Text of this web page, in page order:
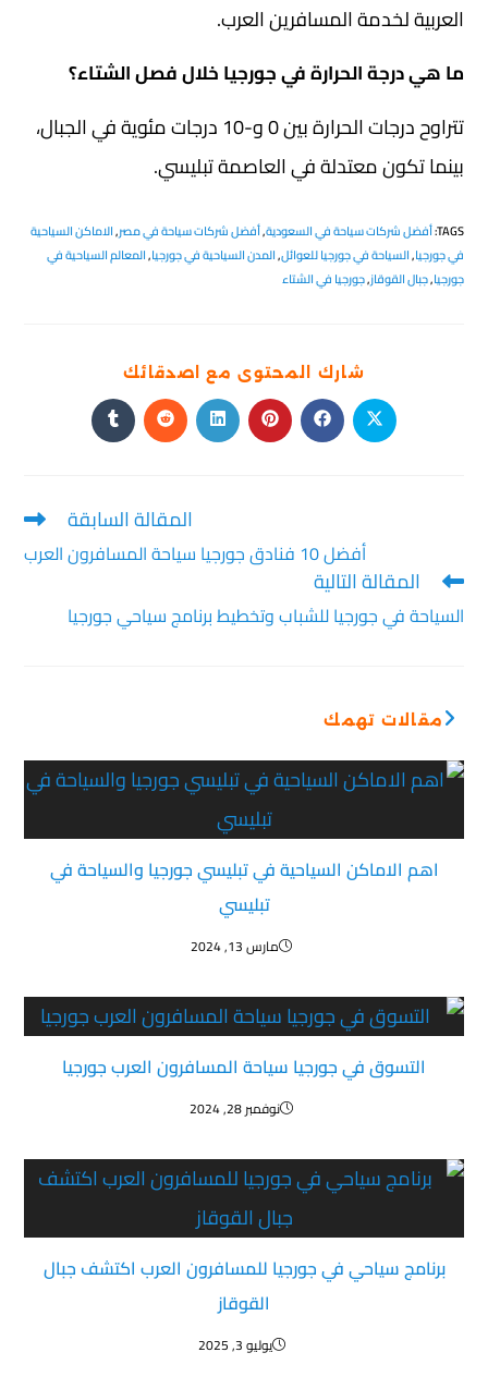
العربية لخدمة المسافرين العرب.
ما هي درجة الحرارة في جورجيا خلال فصل الشتاء؟
تتراوح درجات الحرارة بين 0 و-10 درجات مئوية في الجبال،
بينما تكون معتدلة في العاصمة تبليسي.
TAGS
:أفضل شركات سياحة في السعودية,أفضل شركات سياحة في مصر,الاماكن السياحية
في جورجيا,السياحة في جورجيا للعوائل,المدن السياحية في جورجيا,المعالم السياحية في
جورجيا,جبال القوقاز,جورجيا في الشتاء
شارك المحتوى مع اصدقائك
المقالة السابقة
أفضل 10 فنادق جورجيا سياحة المسافرون العرب
المقالة التالية
السياحة في جورجيا للشباب وتخطيط برنامج سياحي جورجيا
مقالات تهمك
اهم الاماكن السياحية في تبليسي جورجيا والسياحة في
تبليسي
مارس 13, 2024
التسوق في جورجيا سياحة المسافرون العرب جورجيا
نوفمبر 28, 2024
برنامج سياحي في جورجيا للمسافرون العرب اكتشف جبال
القوقاز
يوليو 3, 2025